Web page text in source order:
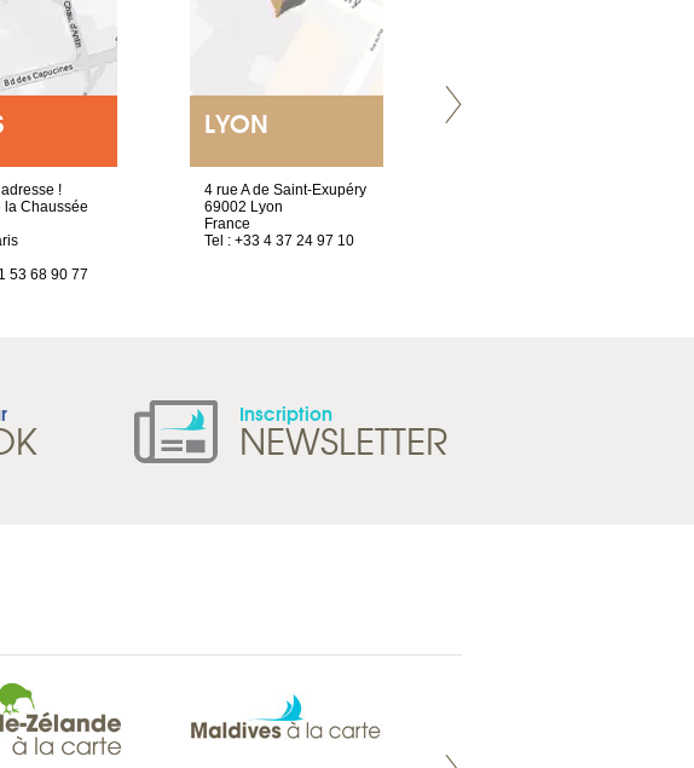
!
la Chaussée
53 68 90 77
LYON
4 rue A de Saint-Exupéry
69002 Lyon
France
Tel : +33 4 37 24 97 10
Inscription
NEWSLETTER